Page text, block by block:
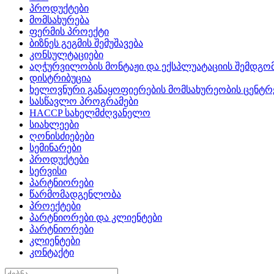
პროდუქტები
მომსახურება
ფერმის პროექტი
ბიზნეს გეგმის შემუშავება
კონსულტაციები
აღჭურვილობის მონტაჟი და ექსპლუატაციის
დისტრიბუცია
ხელოვნური განაყოფიერების მომსახურეობის
სასწავლო პროგრამები
HACCP სახელმძღვანელო
სიახლეები
ღონისძიებები
სემინარები
პროდუქტები
სერვისი
პარტნიორები
წარმომადგენლობა
პროექტები
პარტნიორები და კლიენტები
პარტნიორები
კლიენტები
კონტაქტი